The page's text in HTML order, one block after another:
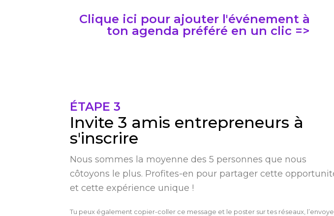
Clique ici pour ajouter l'événement à
ton agenda préféré en un clic =>
ÉTAPE 3
Invite 3 amis entrepreneurs à
s'inscrire
Nous sommes la moyenne des 5 personnes que nous
côtoyons le plus. Profites-en pour partager cette
et cette expérience unique !
Tu peux également copier-coller ce message et le poster sur tes réseaux,